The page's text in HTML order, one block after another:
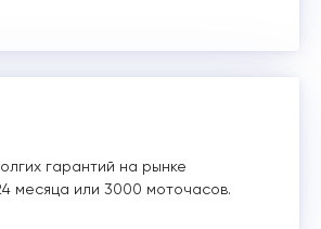
гарантий на рынке
месяца или 3000 моточасов.